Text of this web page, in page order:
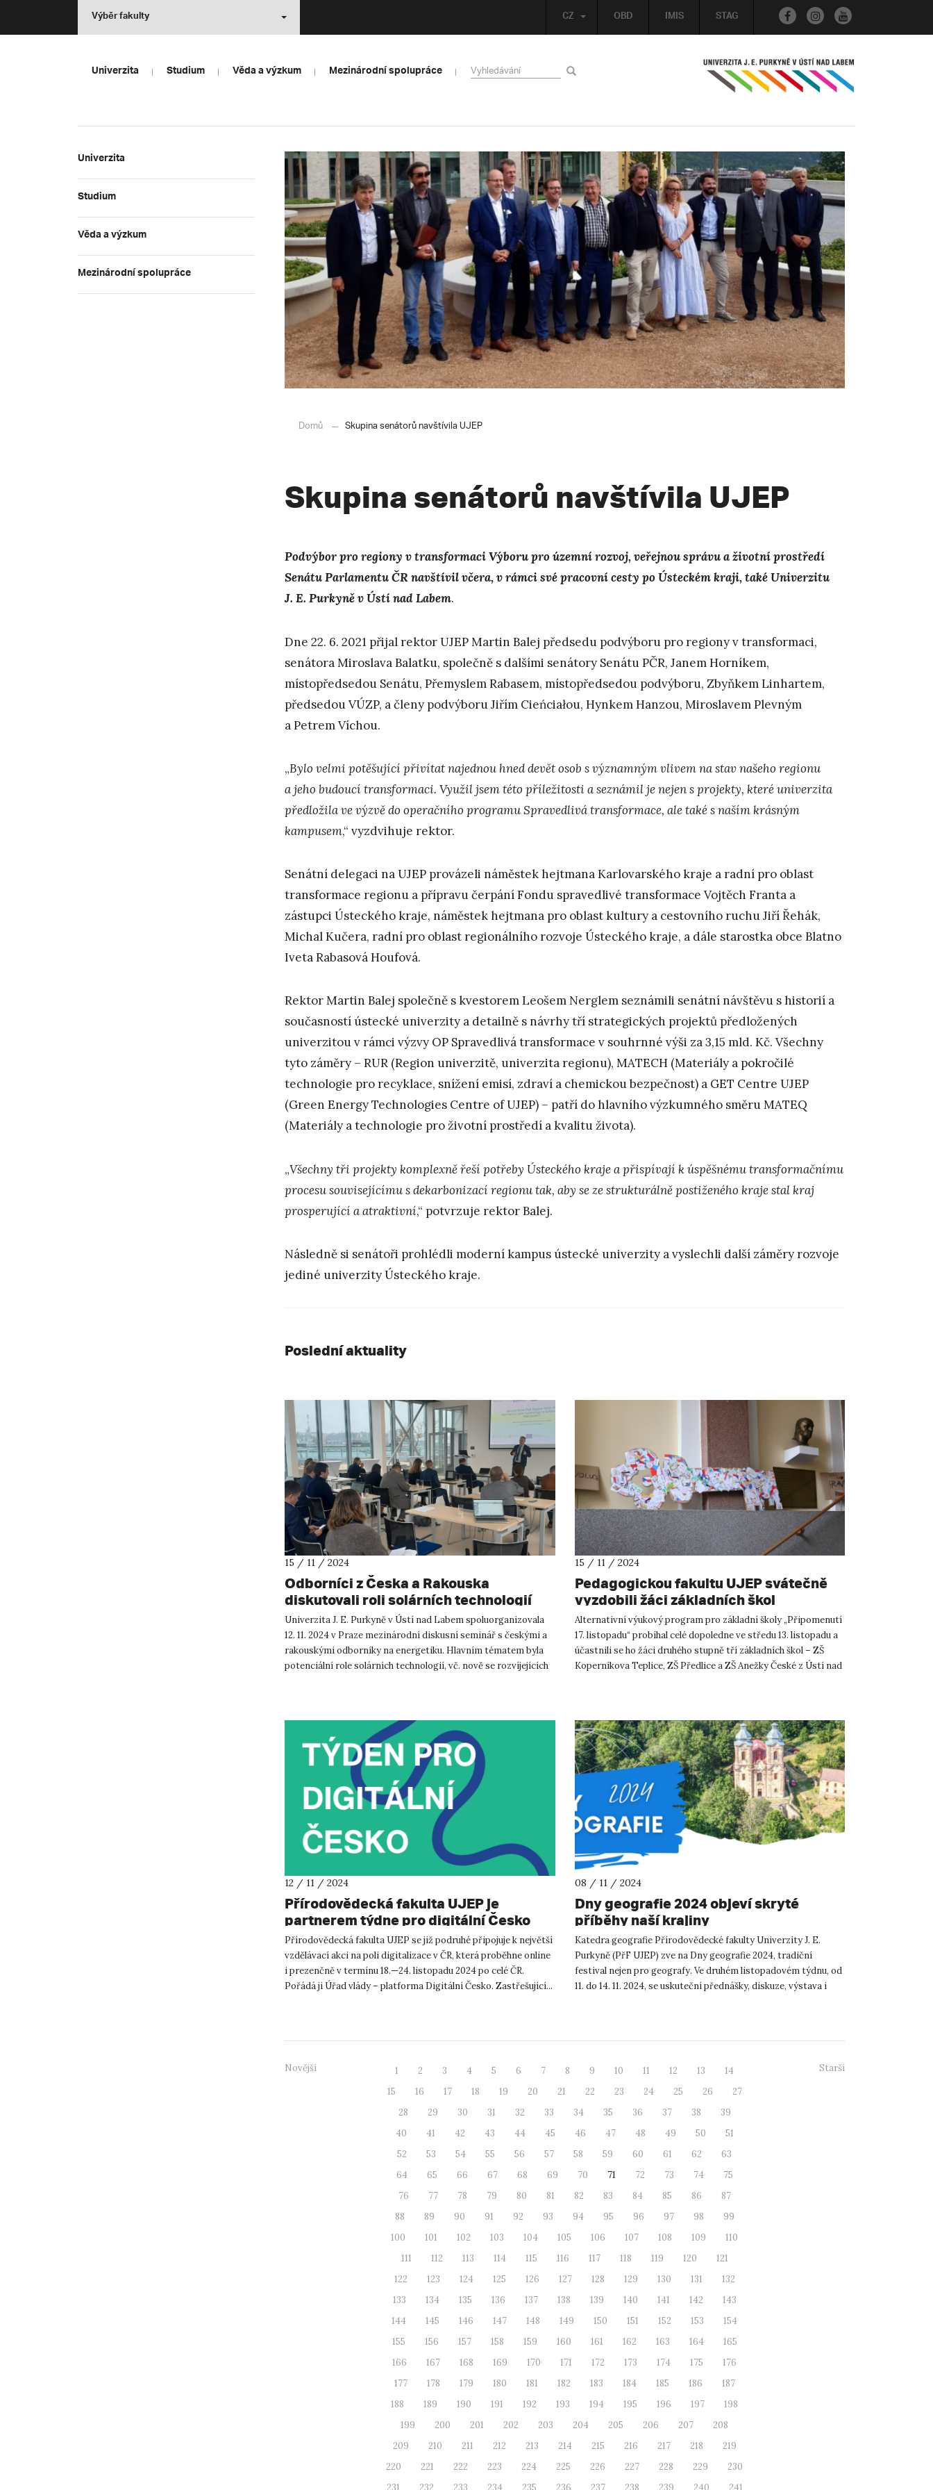
OBD IMIS STAG
CZ
Výběr fakulty
Univerzita Studium Věda a výzkum Mezinárodní spolupráce
Univerzita
Studium
Věda a výzkum
Mezinárodní spolupráce
Domů Skupina senátorů navštívila UJEP
Skupina senátorů navštívila UJEP
Podvýbor pro regiony v transformaci Výboru pro územní rozvoj, veřejnou správu a životní prostředí
Senátu Parlamentu ČR navštívil včera, v rámci své pracovní cesty po Ústeckém kraji, také Univerzitu
J. E. Purkyně v Ústí nad Labem.
Dne 22. 6. 2021 přijal rektor UJEP Martin Balej předsedu podvýboru pro regiony v transformaci,
senátora Miroslava Balatku, společně s dalšími senátory Senátu PČR, Janem Horníkem,
místopředsedou Senátu, Přemyslem Rabasem, místopředsedou podvýboru, Zbyňkem Linhartem,
předsedou VÚZP, a členy podvýboru Jiřím Cieńciałou, Hynkem Hanzou, Miroslavem Plevným
a Petrem Víchou.
„Bylo velmi potěšující přivítat najednou hned devět osob s významným vlivem na stav našeho regionu
a jeho budoucí transformaci. Využil jsem této příležitosti a seznámil je nejen s projekty, které univerzita
předložila ve výzvě do operačního programu Spravedlivá transformace, ale také s naším krásným
kampusem,“ vyzdvihuje rektor.
Senátní delegaci na UJEP provázeli náměstek hejtmana Karlovarského kraje a radní pro oblast
transformace regionu a přípravu čerpání Fondu spravedlivé transformace Vojtěch Franta a
zástupci Ústeckého kraje, náměstek hejtmana pro oblast kultury a cestovního ruchu Jiří Řehák,
Michal Kučera, radní pro oblast regionálního rozvoje Ústeckého kraje, a dále starostka obce Blatno
Iveta Rabasová Houfová.
Rektor Martin Balej společně s kvestorem Leošem Nerglem seznámili senátní návštěvu s historií a
současností ústecké univerzity a detailně s návrhy tří strategických projektů předložených
univerzitou v rámci výzvy OP Spravedlivá transformace v souhrnné výši za 3,15 mld. Kč. Všechny
tyto záměry – RUR (Region univerzitě, univerzita regionu), MATECH (Materiály a pokročilé
technologie pro recyklace, snížení emisí, zdraví a chemickou bezpečnost) a GET Centre UJEP
(Green Energy Technologies Centre of UJEP) – patří do hlavního výzkumného směru MATEQ
(Materiály a technologie pro životní prostředí a kvalitu života).
„Všechny tři projekty komplexně řeší potřeby Ústeckého kraje a přispívají k úspěšnému transformačnímu
procesu souvisejícímu s dekarbonizací regionu tak, aby se ze strukturálně postiženého kraje stal kraj
prosperující a atraktivní,“ potvrzuje rektor Balej.
Následně si senátoři prohlédli moderní kampus ústecké univerzity a vyslechli další záměry rozvoje
jediné univerzity Ústeckého kraje.
Poslední aktuality
15 / 11 / 2024
Odborníci z Česka a Rakouska
diskutovali roli solárních technologií
pro dosažení energetických cílů pro rok
2030
Univerzita J. E. Purkyně v Ústí nad Labem spoluorganizovala
12. 11. 2024 v Praze mezinárodní diskusní seminář s českými a
rakouskými odborníky na energetiku. Hlavním tématem byla
potenciální role solárních technologií, vč. nově se rozvíjejících
15 / 11 / 2024
Pedagogickou fakultu UJEP svátečně
vyzdobili žáci základních škol
Alternativní výukový program pro základní školy „Připomenutí
17. listopadu“ probíhal celé dopoledne ve středu 13. listopadu a
účastnili se ho žáci druhého stupně tří základních škol – ZŠ
Koperníkova Teplice, ZŠ Předlice a ZŠ Anežky České z Ústí nad
12 / 11 / 2024
Přírodovědecká fakulta UJEP je
partnerem týdne pro digitální Česko
Přírodovědecká fakulta UJEP se již podruhé připojuje k největší
vzdělávací akci na poli digitalizace v ČR, která proběhne online
i prezenčně v termínu 18.—24. listopadu 2024 po celé ČR.
Pořádá ji Úřad vlády – platforma Digitální Česko. Zastřešující...
08 / 11 / 2024
Dny geografie 2024 objeví skryté
příběhy naší krajiny
Katedra geografie Přírodovědecké fakulty Univerzity J. E.
Purkyně (PřF UJEP) zve na Dny geografie 2024, tradiční
festival nejen pro geografy. Ve druhém listopadovém týdnu, od
11. do 14. 11. 2024, se uskuteční přednášky, diskuze, výstava i
Novější 1 2 3 4 5 6 7 8 9 10 11 12 13
14
15
16 17 18 19 20 21 22 23 24 25 26
27
28
29 30 31 32 33 34 35 36 37 38
39
40
41 42 43 44 45 46 47 48 49 50
51
52
53 54 55 56 57 58 59 60 61 62
63
64
65 66 67 68 69 70 71 72 73 74
75
76
77 78 79 80 81 82 83 84 85 86
87
88
89 90 91 92 93 94 95 96 97 98
99
100
101 102 103 104 105 106 107 108 109
110
111
112 113 114 115 116 117 118 119 120
121
122
123 124 125 126 127 128 129 130 131
132
133
134 135 136 137 138 139 140 141 142
143
144
145 146 147 148 149 150 151 152 153
154
155
156 157 158 159 160 161 162 163 164
165
166
167 168 169 170 171 172 173 174 175
176
177
178 179 180 181 182 183 184 185 186
187
188
189 190 191 192 193 194 195 196 197
198
199
200 201 202 203 204 205 206 207
208
209
210 211 212 213 214 215 216 217 218
219
220
221 222 223 224 225 226 227 228 229
230
231
232 233 234 235 236 237 238 239 240 241
Starší